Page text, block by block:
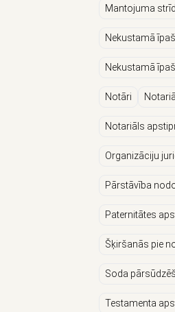
Mantojuma
Nekustamā
Nekustamā
Notāri
Notariāls
Organizāciju
Pārstāvība
Paternitātes
Šķiršanās pie
Soda
Testamenta